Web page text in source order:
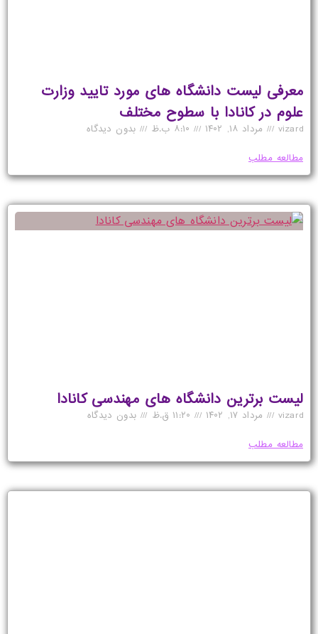
معرفی لیست دانشگاه‌ های مورد تایید وزارت
علوم در کانادا با سطوح مختلف
vizard مرداد ۱۸, ۱۴۰۲ ۸:۱۰ ب.ظ بدون دیدگاه
مطالعه مطلب
لیست برترین دانشگاه های مهندسی کانادا
vizard مرداد ۱۷, ۱۴۰۲ ۱۱:۲۰ ق.ظ بدون دیدگاه
مطالعه مطلب